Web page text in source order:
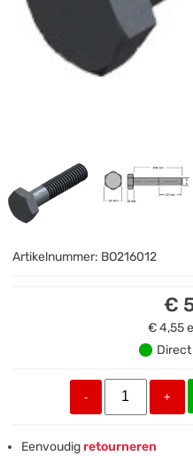
Artikelnummer: BO216012
€
€ 4,55
- +
Eenvoudigretourneren